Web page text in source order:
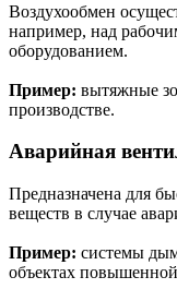
Воздухообмен
например, над
оборудованием.
Пример: вытяжные
производстве.
Аварийная
Предназначена для
веществ в случае
Пример: системы
объектах